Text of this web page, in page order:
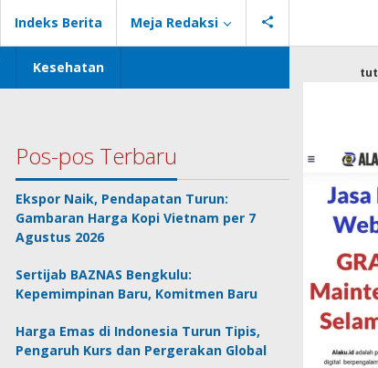
Indeks Berita Meja Redaksi
Kesehatan
Pos-pos Terbaru
Ekspor Naik, Pendapatan Turun:
Gambaran Harga Kopi Vietnam per 7
Agustus 2026
Sertijab BAZNAS Bengkulu:
Kepemimpinan Baru, Komitmen Baru
Harga Emas di Indonesia Turun Tipis,
Pengaruh Kurs dan Pergerakan Global